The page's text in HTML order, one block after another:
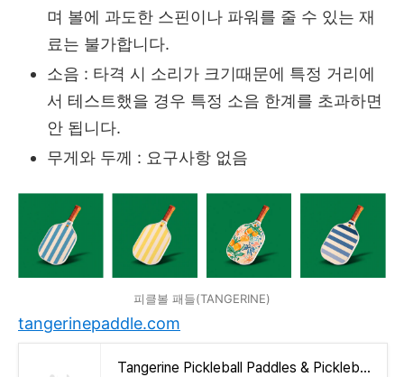
며 볼에 과도한 스핀이나 파워를 줄 수 있는 재
료는 불가합니다.
소음 : 타격 시 소리가 크기때문에 특정 거리에
서 테스트했을 경우 특정 소음 한계를 초과하면
안 됩니다.
무게와 두께 : 요구사항 없음
피클볼 패들(TANGERINE)
tangerinepaddle.com
Tangerine Pickleball Paddles & Pickleball Bags